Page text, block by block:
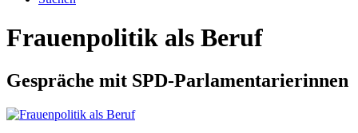
Frauenpolitik als Beruf
Gespräche mit SPD-Parlamentarierinnen